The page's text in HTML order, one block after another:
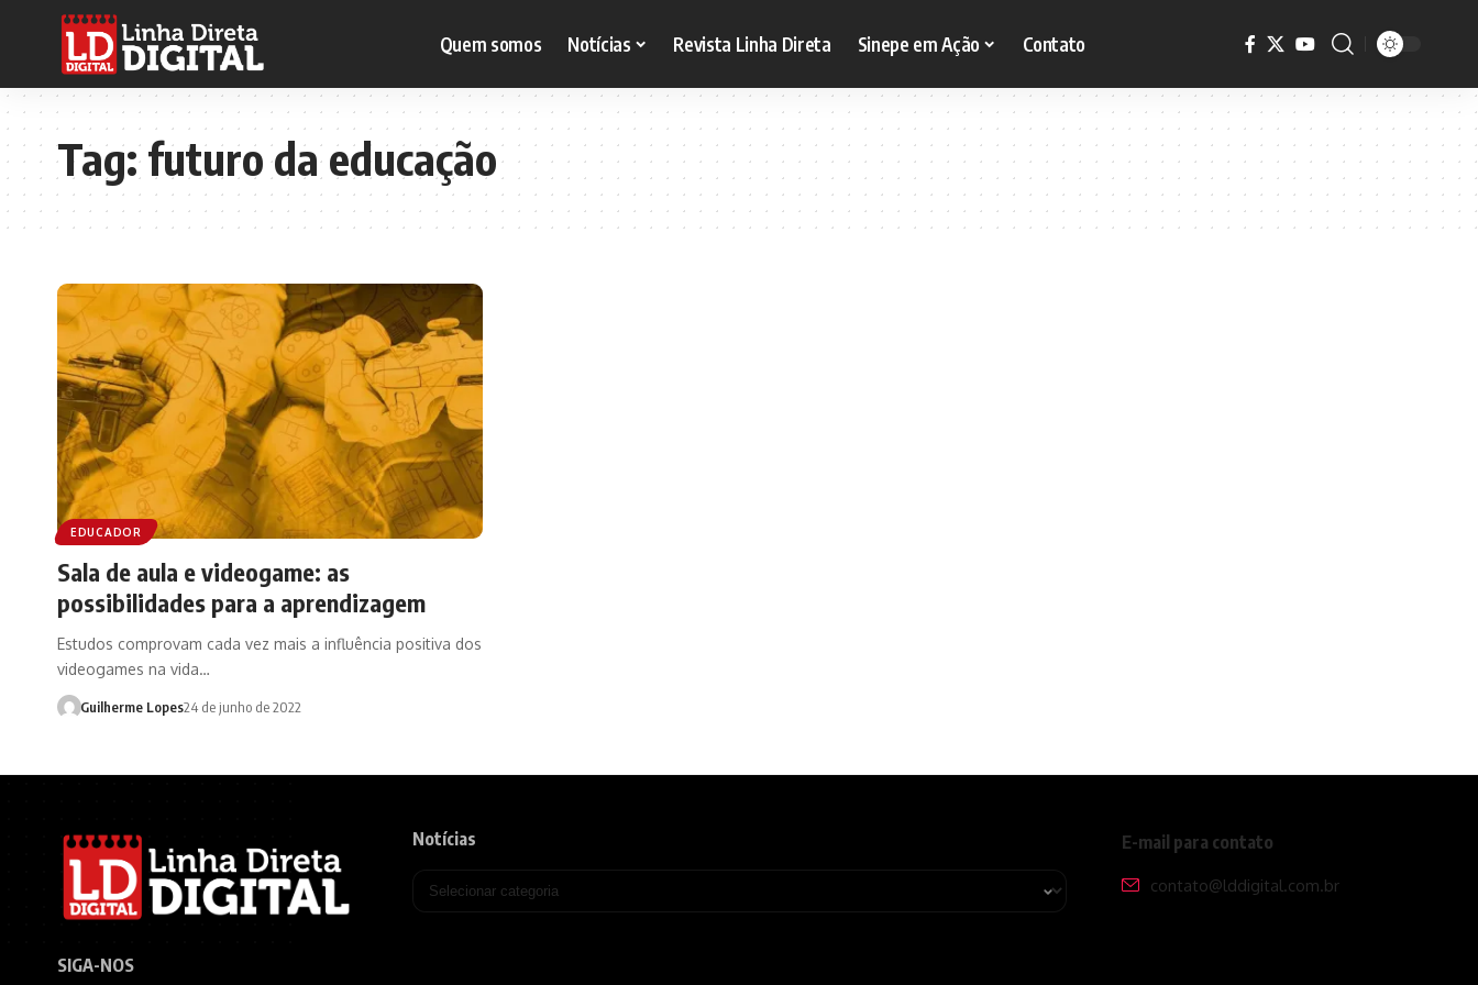
Quem somos Notícias Revista Linha Direta Sinepe em Ação Contato
Tag:futuro da educação
EDUCADOR
Sala de aula e videogame: as
possibilidades para a aprendizagem
Estudos comprovam cada vez mais a influência positiva dos
videogames na vida…
Guilherme Lopes24 de junho de 2022
SIGA-NOS
Notícias E-mail para contato
contato@lddigital.com.br